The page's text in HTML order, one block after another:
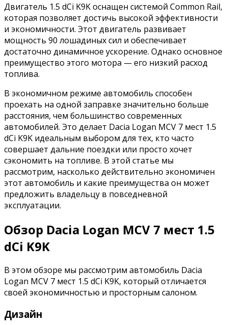
Двигатель 1.5 dCi K9K оснащен системой Common Rail,
которая позволяет достичь высокой эффективности
и экономичности. Этот двигатель развивает
мощность 90 лошадиных сил и обеспечивает
достаточно динамичное ускорение. Однако основное
преимущество этого мотора — его низкий расход
топлива.
В экономичном режиме автомобиль способен
проехать на одной заправке значительно больше
расстояния, чем большинство современных
автомобилей. Это делает Dacia Logan MCV 7 мест 1.5
dCi K9K идеальным выбором для тех, кто часто
совершает дальние поездки или просто хочет
сэкономить на топливе. В этой статье мы
рассмотрим, насколько действительно экономичен
этот автомобиль и какие преимущества он может
предложить владельцу в повседневной
эксплуатации.
Обзор Dacia Logan MCV 7 мест 1.5
dCi K9K
В этом обзоре мы рассмотрим автомобиль Dacia
Logan MCV 7 мест 1.5 dCi K9K, который отличается
своей экономичностью и просторным салоном.
Дизайн